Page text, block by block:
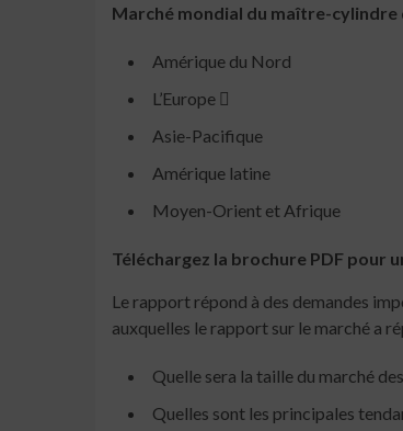
Marché mondial du maître-
Amérique du Nord
L’Europe 
Asie-Pacifique
Amérique latine
Moyen-Orient et Afrique
Téléchargez la brochure PDF
Le rapport répond à des demandes
auxquelles le rapport sur le marché a
Quelle sera la taille du marché
Quelles sont les principales